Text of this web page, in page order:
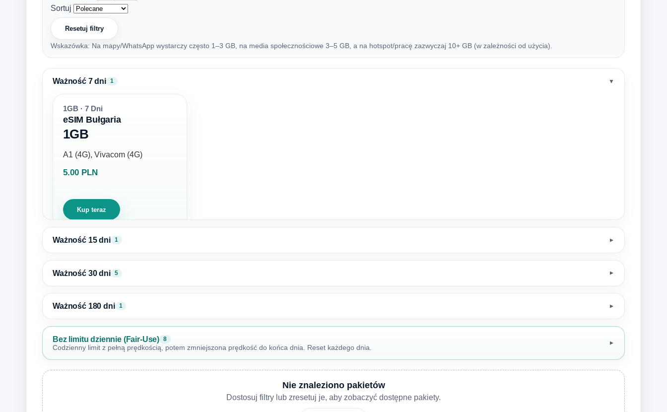
Sortuj
Resetuj filtry
Wskazówka: Na mapy/WhatsApp wystarczy często 1–3 GB, na media społecznościowe 3–5 GB, a na hotspot/pracę zazwyczaj 10+ GB (w zależności od użycia).
Ważność 7 dni 1 ▼
1GB · 7 Dni
eSIM Bułgaria
1GB
A1 (4G), Vivacom (4G)
5.00 PLN
Kup teraz
Ważność 15 dni 1 ▼
Ważność 30 dni 5 ▼
Ważność 180 dni 1 ▼
Bez limitu dziennie (Fair-Use) 8
Codzienny limit z pełną prędkością, potem zmniejszona prędkość do końca dnia. Reset każdego dnia.
▼
Nie znaleziono pakietów
Dostosuj filtry lub zresetuj je, aby zobaczyć dostępne pakiety.